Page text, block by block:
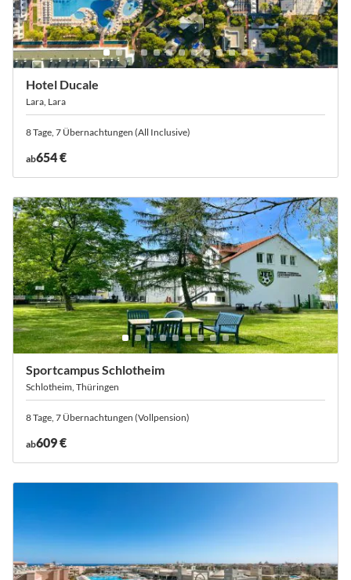
Hotel Ducale
Lara, Lara
8 Tage, 7 Übernachtungen (All Inclusive)
ab654 €
Sportcampus Schlotheim
Schlotheim, Thüringen
8 Tage, 7 Übernachtungen (Vollpension)
ab609 €